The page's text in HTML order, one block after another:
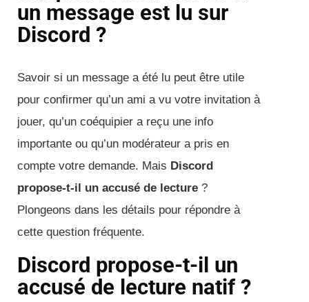
un message est lu sur
Discord ?
Savoir si un message a été lu peut être utile
pour confirmer qu’un ami a vu votre invitation à
jouer, qu’un coéquipier a reçu une info
importante ou qu’un modérateur a pris en
compte votre demande. Mais Discord
propose-t-il un accusé de lecture ?
Plongeons dans les détails pour répondre à
cette question fréquente.
Discord propose-t-il un
accusé de lecture natif ?